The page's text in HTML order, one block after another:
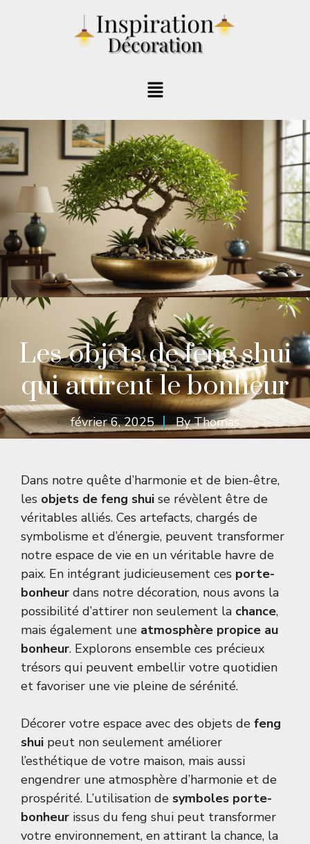
Les objets de feng shui
qui attirent le bonheur
février 6, 2025 ByThomas
Dans notre quête d’harmonie et de bien-être,
les objets de feng shui se révèlent être de
véritables alliés. Ces artefacts, chargés de
symbolisme et d’énergie, peuvent transformer
notre espace de vie en un véritable havre de
paix. En intégrant judicieusement ces porte-
bonheur dans notre décoration, nous avons la
possibilité d’attirer non seulement la chance,
mais également une atmosphère propice au
bonheur. Explorons ensemble ces précieux
trésors qui peuvent embellir votre quotidien
et favoriser une vie pleine de sérénité.
Décorer votre espace avec des objets de feng
shui peut non seulement améliorer
l’esthétique de votre maison, mais aussi
engendrer une atmosphère d’harmonie et de
prospérité. L’utilisation de symboles porte-
bonheur issus du feng shui peut transformer
votre environnement, en attirant la chance, la